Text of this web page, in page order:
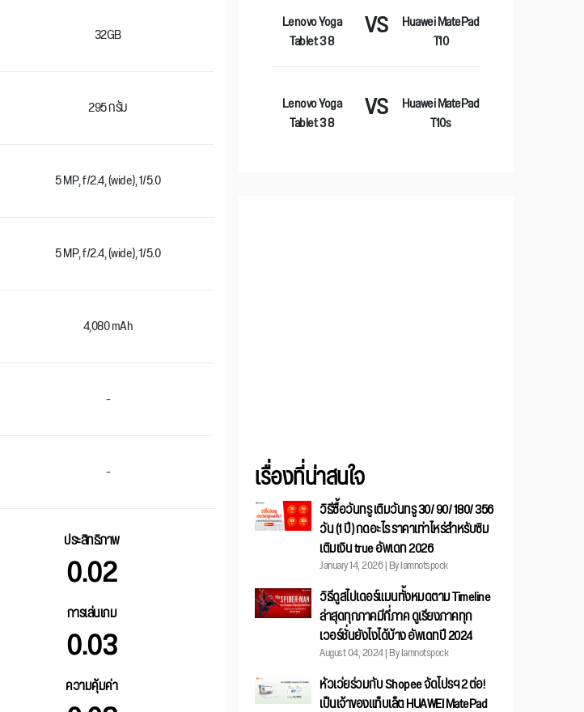
32GB
295 กรัม
5 MP, f/2.4, (wide), 1/5.0
5 MP, f/2.4, (wide), 1/5.0
4,080 mAh
-
-
ประสิทธิภาพ
0.02
การเล่นเกม
0.03
ความคุ้มค่า
Lenovo Yoga
Tablet 3 8 VS Huawei MatePad
T10
Lenovo Yoga
Tablet 3 8 VS Huawei MatePad
T10s
เรื่องที่น่าสนใจ
วิธีซื้อวันทรู เติมวันทรู 30/ 90/ 180/ 356
วัน (1 ปี) กดอะไร ราคาเท่าไหร่สำหรับซิม
เติมเงิน true อัพเดท 2026
January 14, 2026 | By Iamnotspock
วิธีดูสไปเดอร์แมนทั้งหมดตาม Timeline
ล่าสุดทุกภาคมีกี่ภาค ดูเรียงภาคทุก
เวอร์ชั่นยังไงได้บ้าง อัพเดทปี 2024
August 04, 2024 | By Iamnotspock
หัวเว่ยร่วมกับ Shopee จัดโปรฯ 2 ต่อ!
เป็นเจ้าของแท็บเล็ต HUAWEI MatePad